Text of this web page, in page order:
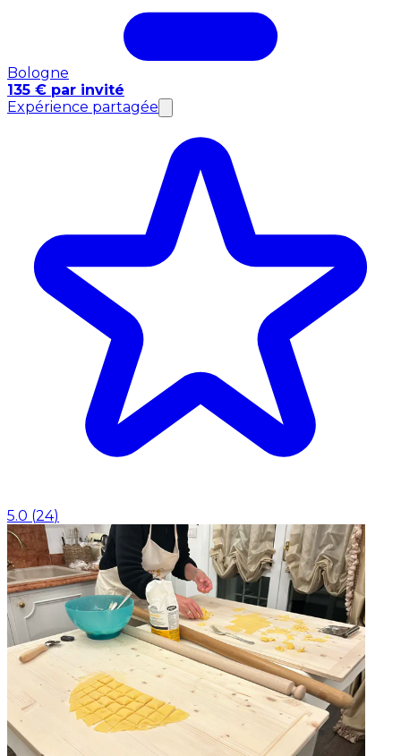
Bologne
135 € par invité
Expérience partagée
5.0 (24)